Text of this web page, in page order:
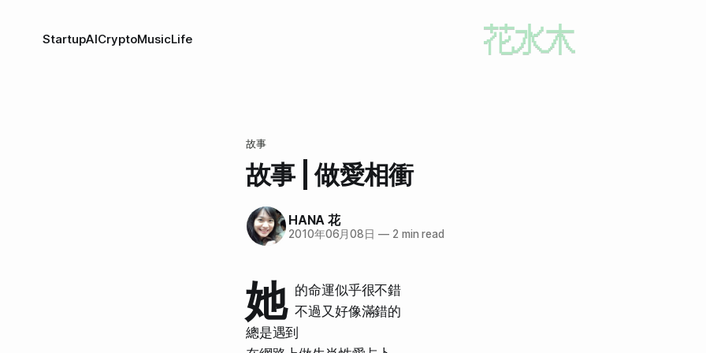
StartupAICryptoMusicLife
故事
故事 | 做愛相衝
HANA 花
2010年06月08日 —2 min read
她 的命運似乎很不錯
不過又好像滿錯的
總是遇到